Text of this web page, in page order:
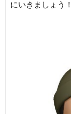
にいきましょう！